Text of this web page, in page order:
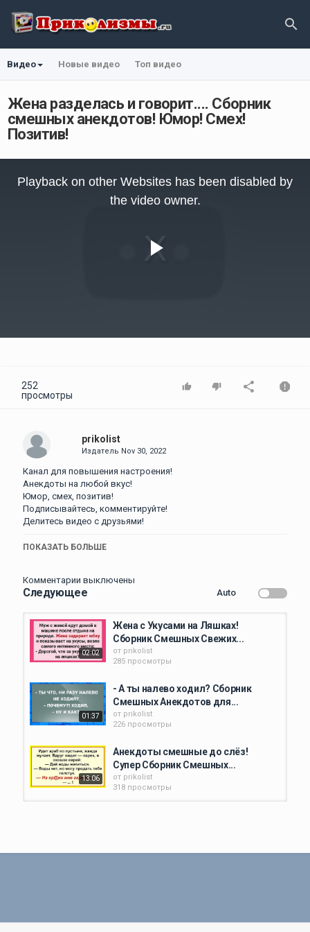
Видео Новые видео Топ видео
Жена разделась и говорит.... Сборник
смешных анекдотов! Юмор! Смех!
Позитив!
Video
Playback on other Websites has been disabled by
the video owner.
252
просмотры
prikolist
Издатель Nov 30, 2022
Канал для повышения настроения!
Анекдоты на любой вкус!
Юмор, смех, позитив!
Подписывайтесь, комментируйте!
Делитесь видео с друзьями!
#анекдоты #анекдотысмешные #анекдотысвежие
Анекдоты
ПОКАЗАТЬ БОЛЬШЕ
Комментарии выключены
Следующее Auto
02:02
Жена с Укусами на Ляшках!
Сборник Смешных Свежих...
от prikolist
285 просмотры
01:37
- А ты налево ходил? Сборник
Смешных Анекдотов для...
от prikolist
226 просмотры
13:06
Анекдоты смешные до слёз!
Супер Сборник Смешных...
от prikolist
318 просмотры